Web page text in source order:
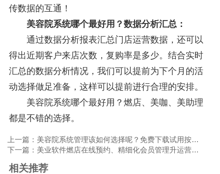
传数据的互通！
美容院系统哪个最好用？数据分析汇总：
通过数据分析报表汇总门店运营数据，还可以
得出近期客户来店次数，复购率是多少。结合实时
汇总的数据分析情况，我们可以提前为下个月的活
动选择做足准备，这样可以提前进行合理的安排。
美容院系统哪个最好用？燃店、美咖、美助理
都是不错的选择。
上一篇：美容院系统管理该如何选择呢？免费下载试用按自身需求选择！
下一篇：美业软件燃店在线预约、精细化会员管理升运营效率
相关推荐